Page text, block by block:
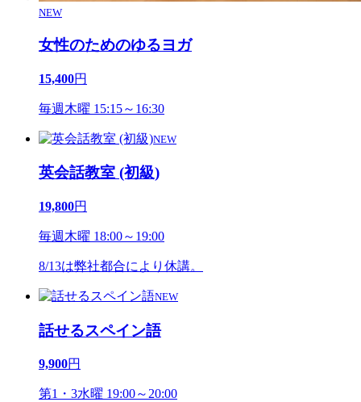
NEW
女性のためのゆるヨガ
15,400円
毎週木曜 15:15～16:30
NEW
英会話教室 (初級)
19,800円
毎週木曜 18:00～19:00
8/13は弊社都合により休講。
NEW
話せるスペイン語
9,900円
第1・3水曜 19:00～20:00